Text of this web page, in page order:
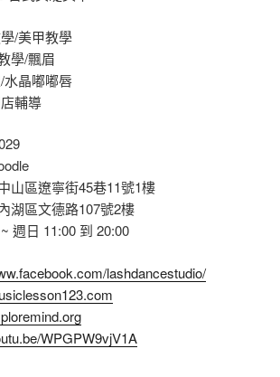
/美甲教學
學/飄眉
水晶嘟嘟唇
輔導
山區遼寧街45巷11號1樓
湖區文德路107號2樓
週日 11:00 到 20:00
lashdancestudio/
WPGPW9vjV1A